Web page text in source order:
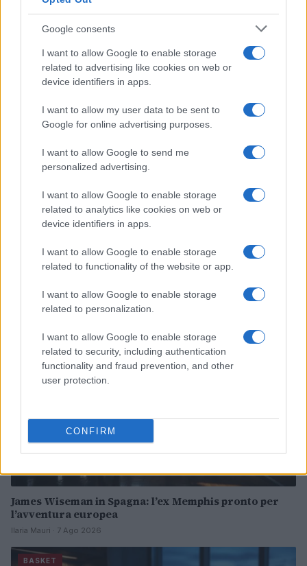
Google consents
I want to allow Google to enable storage
related to advertising like cookies on web or
device identifiers in apps.
I want to allow my user data to be sent to
Google for online advertising purposes.
I want to allow Google to send me
personalized advertising.
I want to allow Google to enable storage
related to analytics like cookies on web or
device identifiers in apps.
I want to allow Google to enable storage
related to functionality of the website or app.
I want to allow Google to enable storage
related to personalization.
I want to allow Google to enable storage
related to security, including authentication
functionality and fraud prevention, and other
user protection.
CONFIRM
Continua a leggere
BASKET
James Wiseman in Spagna: l’ex Memphis pronto per
l’avventura europea
Ilaria Mauri · 7 Ago 2026
BASKET